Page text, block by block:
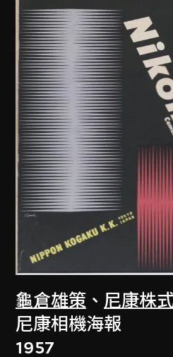
龜倉雄策 、 尼康株
尼康相機海報
1957